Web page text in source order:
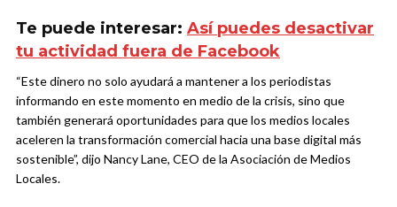
Te puede interesar: Así puedes desactivar
tu actividad fuera de Facebook
“Este dinero no solo ayudará a mantener a los periodistas
informando en este momento en medio de la crisis, sino que
también generará oportunidades para que los medios locales
aceleren la transformación comercial hacia una base digital más
sostenible”, dijo Nancy Lane, CEO de la Asociación de Medios
Locales.